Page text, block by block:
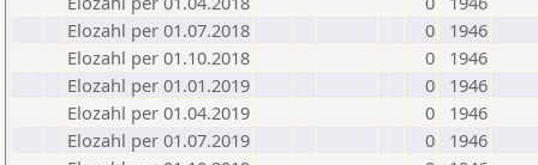
Elozahl per 01.07.2018
0
1946
Elozahl per 01.10.2018
0
1946
Elozahl per 01.01.2019
0
1946
Elozahl per 01.04.2019
0
1946
Elozahl per 01.07.2019
0
1946